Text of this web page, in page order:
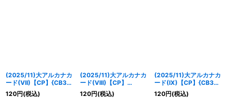
(2025/11)大アルカナカ
ード(VII)【CP】{CB33-
CP01}《青》
120円(税込)
(2025/11)大アルカナカ
ード(VIII)【CP】
{CB33-CP01}《青》
120円(税込)
(2025/11)大アルカナカ
ード(IX)【CP】{CB33-
CP01}《青》
120円(税込)